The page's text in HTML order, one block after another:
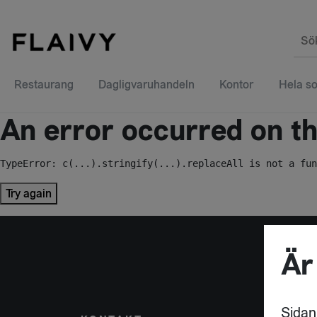
Restaurang Dagligvaruhandeln Kontor Hela
An error occurred on
TypeError: c(...).stringify(...).replaceAll is not a
Try again